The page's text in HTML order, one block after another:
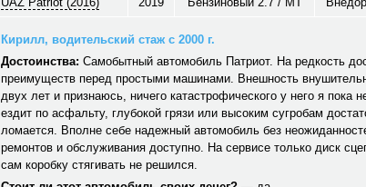
Кирилл, водительский стаж с 2000 г.
Достоинства: Самобытный автомобиль Патриот. На редкость
преимуществ перед простыми машинами. Внешность
двух лет и признаюсь, ничего катастрофического у него я пока
ездит по асфальту, глубокой грязи или высоким сугробам
ломается. Вполне себе надежный автомобиль без
ремонтов и обслуживания доступно. На сервисе только диск
сам коробку стягивать не решился.